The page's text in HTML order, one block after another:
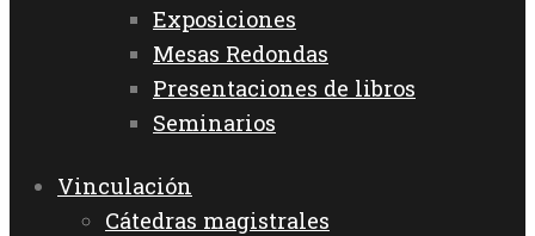
Exposiciones
Mesas Redondas
Presentaciones de libros
Seminarios
Vinculación
Cátedras magistrales